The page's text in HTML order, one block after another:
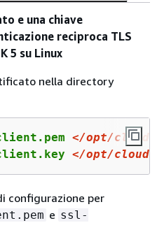
e una chiave
reciproca TLS
5 su Linux
nella directory
</opt/
</opt/
configurazione per
e ssl-